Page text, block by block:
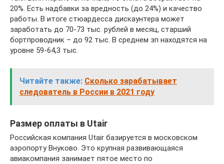
20%. Есть надбавки за вредность (до 24%) и качество
работы. В итоге стюардесса дискаунтера может
заработать до 70-73 тыс. рублей в месяц, старший
бортпроводник – до 92 тыс. В среднем зп находятся на
уровне 59-64,3 тыс.
Читайте также: Сколько зарабатывает
следователь в России в 2021 году
Размер оплаты в Utair
Российская компания Utair базируется в московском
аэропорту Внуково. Это крупная развивающаяся
авиакомпания занимает пятое место по